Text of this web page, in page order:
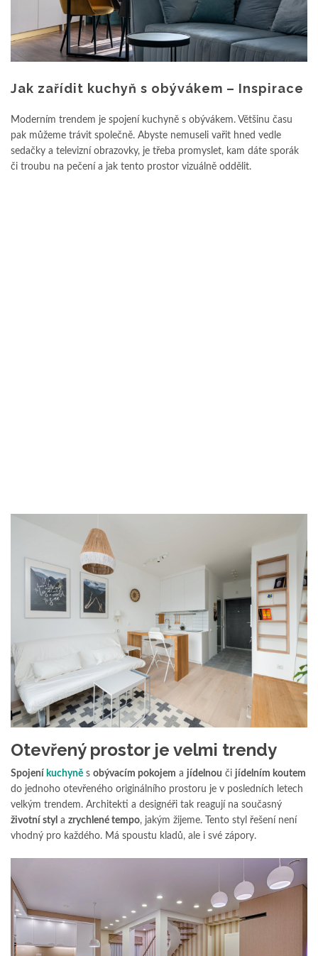
Jak zařídit kuchyň s obývákem – Inspirace
Moderním trendem je spojení kuchyně s obývákem. Většinu času
pak můžeme trávit společně. Abyste nemuseli vařit hned vedle
sedačky a televizní obrazovky, je třeba promyslet, kam dáte sporák
či troubu na pečení a jak tento prostor vizuálně oddělit.
Otevřený prostor je velmi trendy
Spojení kuchyně s obývacím pokojem a jídelnou či jídelním koutem
do jednoho otevřeného originálního prostoru je v posledních letech
velkým trendem. Architekti a designéři tak reagují na současný
životní styl a zrychlené tempo, jakým žijeme. Tento styl řešení není
vhodný pro každého. Má spoustu kladů, ale i své zápory.